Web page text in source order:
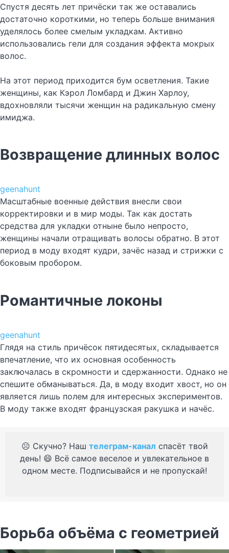
Спустя десять лет причёски так же оставались
достаточно короткими, но теперь больше внимания
уделялось более смелым укладкам. Активно
использовались гели для создания эффекта мокрых
волос.
На этот период приходится бум осветления. Такие
женщины, как Кэрол Ломбард и Джин Харлоу,
вдохновляли тысячи женщин на радикальную смену
имиджа.
Возвращение длинных волос
geenahunt
Масштабные военные действия внесли свои
корректировки и в мир моды. Так как достать
средства для укладки отныне было непросто,
женщины начали отращивать волосы обратно. В этот
период в моду входят кудри, зачёс назад и стрижки с
боковым пробором.
Романтичные локоны
geenahunt
Глядя на стиль причёсок пятидесятых, складывается
впечатление, что их основная особенность
заключалась в скромности и сдержанности. Однако не
спешите обманываться. Да, в моду входит хвост, но он
является лишь полем для интересных экспериментов.
В моду также входят французская ракушка и начёс.
☹️ Скучно? Наш телеграм-канал спасёт твой
день! 😄 Всё самое веселое и увлекательное в
одном месте. Подписывайся и не пропускай!
Борьба объёма с геометрией